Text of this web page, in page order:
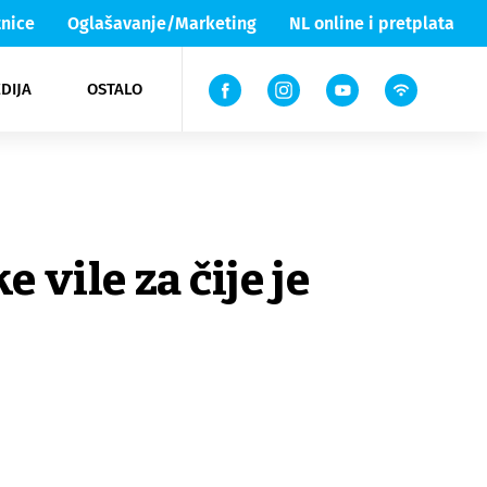
Oglašavanje/Marketing NL online i pretplata
OSTALO
Lika & Senj
TV
vile za čije je